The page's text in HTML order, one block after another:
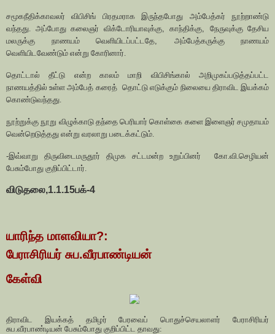
சமூகநீதிக்காவலர் விபிசிங் பிரதமராக இருந்தபோது அம்பேத்கர் நூற்றாண்டு
வந்தது. அப்போது கலைஞர் விக்டோரியாவுக்கு, காந்திக்கு
நேருவுக்கு தேசிய
மலருக்கு நாணயம் வெளியிடப்பட்டதே
அம்பேத்கருக்கு நாணயம்
வெளியிடவேண்டும் என்று கோரினார்.
தொட்டால் தீட்டு என்ற காலம் மாறி விபிசிங்கால் அறிமுகப்படுத்தப்பட்ட
நாணயத்தில் உள்ள அம்பேத் கரைத் தொட்டு எடுக்கும் நிலையை திராவிட இயக்கம்
கொண்டுவந்தது.
நூற்றுக்கு நூறு விழுக்காடு தந்தை பெரியார் கொள்கை களை இளைஞர் சமுதாயம்
வென்றெடுத்தது என்று வரலாறு படைக்கட்டும்.
-இவ்வாறு திருவிடைமருதூர் திமுக சட்டமன்ற உறுப்பினர்
கோ.வி.செழியன்
பேசும்போது குறிப்பிட்டார்.
விடுதலை,1.1.15பக்-4
யாரிந்த மாளவியா?:
பேராசிரியர் சுப.வீரபாண்டியன்
கேள்வி
திராவிட இயக்கத் தமிழர் பேரவைப் பொதுச்செயலாளர் பேராசிரியர்
சுப.வீரபாண்டியன் பேசும்போது குறிப்பிட்ட தாவது: